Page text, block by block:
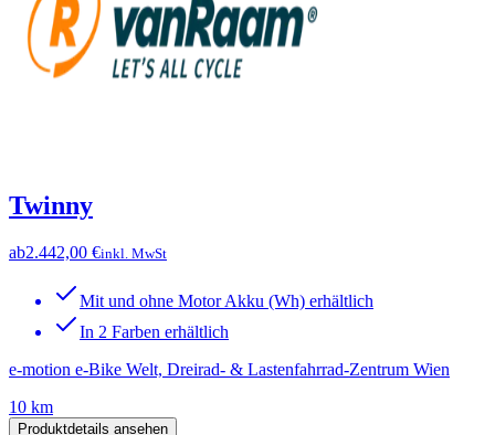
Twinny
ab2.442,00 €inkl. MwSt
Mit und ohne Motor Akku (Wh) erhältlich
In 2 Farben erhältlich
e-motion e-Bike Welt, Dreirad- & Lastenfahrrad-Zentrum Wien
10 km
Produktdetails ansehen